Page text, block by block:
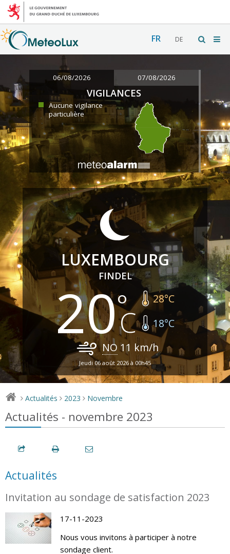
FR DE
06/08/2026 07/08/2026
VIGILANCES
Aucune vigilance
particulière
LUXEMBOURG
FINDEL
20 28°C
18°C
NO 11 km/h
Jeudi 06 août 2026 à 00h45
> Actualités > 2023 > Novembre
Actualités - novembre 2023
Actualités
Invitation au sondage de satisfaction 2023
17-11-2023
Nous vous invitons à participer à notre
sondage client.